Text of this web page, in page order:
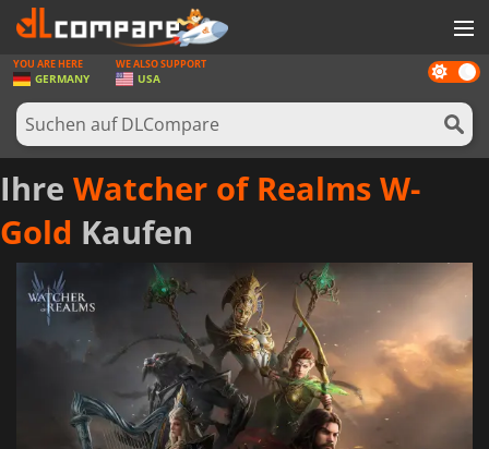
SPIELE
SPIEL KARTEN
SOFTWARE
REWARDS
HARDWARE
NACHRICHTEN
ANMELDEN ODER REGISTRIEREN
Dark
mode
YOU ARE HERE
GERMANY
WE ALSO SUPPORT
USA
Ihre Watcher of Realms W-
Gold Kaufen